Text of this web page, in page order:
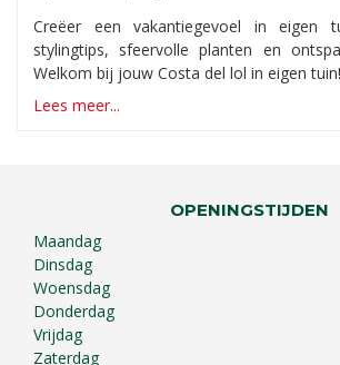
Creëer een vakantiegevoel in eigen
stylingtips, sfeervolle planten en
Welkom bij jouw Costa del lol in eigen tuin!
Lees meer...
OPENINGSTIJDEN
Maandag
Dinsdag
Woensdag
Donderdag
Vrijdag
Zaterdag